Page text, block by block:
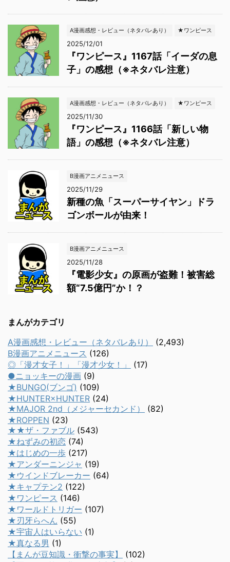
A漫画感想・レビュー（ネタバレあり） ★ワンピース
2025/12/01
『ワンピース』1167話「イーダの息
子」の感想（※ネタバレ注意）
A漫画感想・レビュー（ネタバレあり） ★ワンピース
2025/11/30
『ワンピース』1166話「新しい物
語」の感想（※ネタバレ注意）
B漫画アニメニュース
2025/11/29
新種の魚「スーパーサイヤン」ドラ
ゴンボールが由来！
B漫画アニメニュース
2025/11/28
『電影少女』の原画が盗難！被害総
額“7.5億円”か！？
まんがカテゴリ
A漫画感想・レビュー（ネタバレあり）
(2,493)
B漫画アニメニュース (126)
◎「漫才女子！」「漫才少女！」
(17)
●ニョッキーの漫画 (9)
★BUNGO(ブンゴ) (109)
★HUNTER×HUNTER (24)
★MAJOR 2nd（メジャーセカンド）
(82)
★ROPPEN (23)
★★ザ・ファブル (543)
★ねずみの初恋 (74)
★はじめの一歩 (217)
★アンダーニンジャ (19)
★ウインドブレーカー (64)
★キャプテン2 (122)
★ワンピース (146)
★ワールドトリガー (107)
★刃牙らへん (55)
★宇宙人はいらない (1)
★真なる男 (1)
【まんが豆知識・衝撃の事実】
(102)